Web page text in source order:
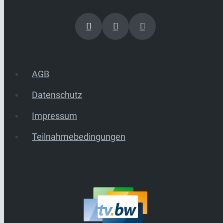
AGB
Datenschutz
Impressum
Teilnahmebedingungen